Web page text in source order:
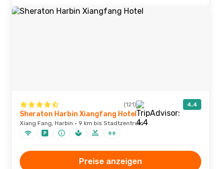
(121) 4,4
Sheraton Harbin Xiangfang Hotel
Xiang Fang, Harbin · 9 km bis Stadtzentrum
Preise anzeigen